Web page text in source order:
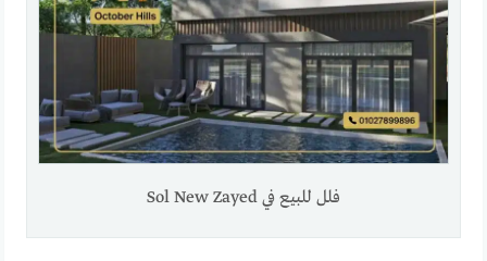
فلل للبيع في Sol New Zayed